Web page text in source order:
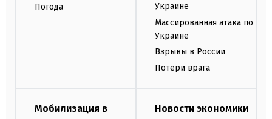
Погода
Украине
Массированная атака по
Украине
Взрывы в России
Потери врага
Мобилизация в
Новости экономики